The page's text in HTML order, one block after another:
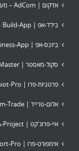
אדקום | AdCom – מערכת לניהול משרדי פירסום וסטודיו
בילד-אפ | Build-App – מערכת לחברות ניהול בנייני מגורים
ביזנס-אפ | Business-App – מערכת כוללת לניהול עסק
סקול-מאסטר | School-Master – מערכת לניהול בתי ספר פרטיים
פרטניות-פרו | Partaniot-Pro – מערכת לניהול שיעורי השלמה
אלום-טרייד | Alum-Trade – מערכת לניהול מסחר באלומיניום
איי-פרוג'קט | A-Project – מערכת רכש ומעקב לפרוייקטים
אימפורט-פרו | Import-Pro – מערכת לסוכנויות יבוא ונציגויות